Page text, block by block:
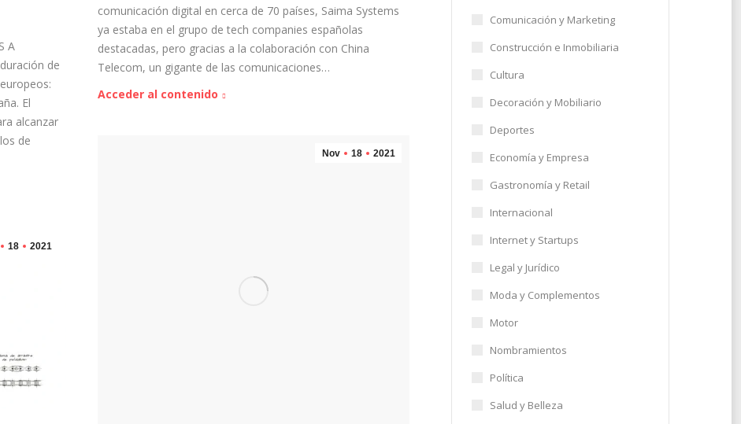
A
de
El
alcanzar
de
comunicación digital en cerca de 70 países, Saima Systems
ya estaba en el grupo de tech companies españolas
destacadas, pero gracias a la colaboración con China
Telecom, un gigante de las comunicaciones…
Acceder al contenido
Nov 18 2021
18 2021
Comunicación y Marketing
Construcción e Inmobiliaria
Cultura
Decoración y Mobiliario
Deportes
Economía y Empresa
Gastronomía y Retail
Internacional
Internet y Startups
Legal y Jurídico
Moda y Complementos
Motor
Nombramientos
Política
Salud y Belleza